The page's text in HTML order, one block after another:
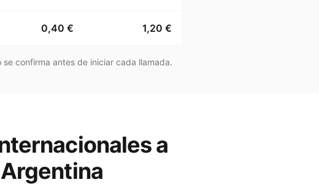
0,40 € 1,20 €
confirma antes de iniciar cada llamada.
a